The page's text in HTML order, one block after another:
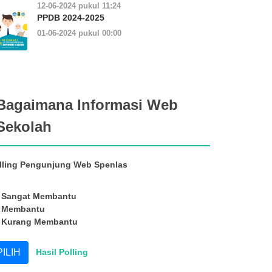
12-06-2024 pukul 11:24
PPDB 2024-2025
01-06-2024 pukul 00:00
Informasi Web
Pengunjung Web Spenlas
Membantu
Membantu
Hasil Polling